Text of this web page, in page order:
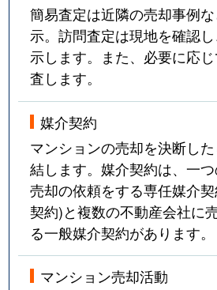
簡易査定は近隣の売却事例
示。訪問査定は現地を確認
示します。また、必要に応
査します。
媒介契約
マンションの売却を決断し
結します。媒介契約は、一
売却の依頼をする専任媒介
契約)と複数の不動産会社に
る一般媒介契約があります。
マンション売却活動